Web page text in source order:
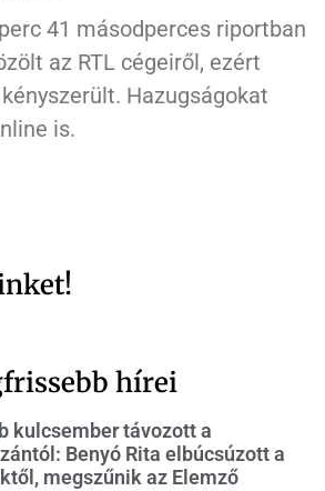
41 másodperces riportban
az RTL cégeiről, ezért
Hazugságokat
is.
hírei
kulcsember távozott a
Benyó Rita elbúcsúzott a
megszűnik az Elemző